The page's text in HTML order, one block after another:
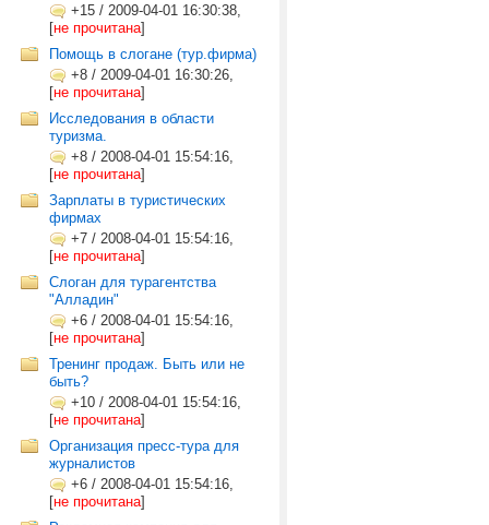
+15 / 2009-04-01 16:30:38,
[не прочитана]
Помощь в слогане (тур.фирма)
+8 / 2009-04-01 16:30:26,
[не прочитана]
Исследования в области
туризма.
+8 / 2008-04-01 15:54:16,
[не прочитана]
Зарплаты в туристических
фирмах
+7 / 2008-04-01 15:54:16,
[не прочитана]
Слоган для турагентства
"Алладин"
+6 / 2008-04-01 15:54:16,
[не прочитана]
Тренинг продаж. Быть или не
быть?
+10 / 2008-04-01 15:54:16,
[не прочитана]
Организация пресс-тура для
журналистов
+6 / 2008-04-01 15:54:16,
[не прочитана]